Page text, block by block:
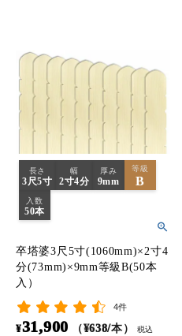
長さ
3尺5寸
幅
2寸4分
厚み
9mm
等級
B
入数
50本
卒塔婆3尺5寸(1060mm)×2寸4
分(73mm)×9mm等級B(50本
入）
4件
¥31,900 （¥638/本） 税込